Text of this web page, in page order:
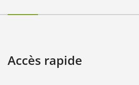
Accès rapide